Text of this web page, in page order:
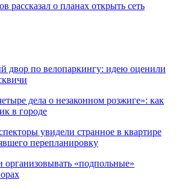
рассказал о планах открыть сеть
двор по велопаркингу: идею оценили
дела о незаконном розжиге»: как
в городе
увидели странное в квартире
перепланировку
организовывать «подпольные»